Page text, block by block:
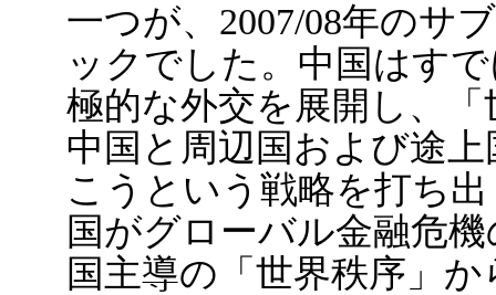
一つが、2007/08年のサ
ックでした。中国はす
極的な外交を展開し、
中国と周辺国および途
こうという戦略を打ち
国がグローバル金融危
国主導の「世界秩序」